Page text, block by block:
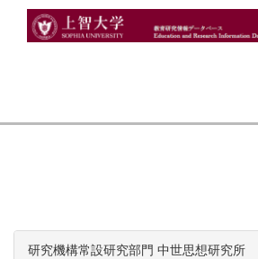
研究機構常設研究部門 中世思想研究所